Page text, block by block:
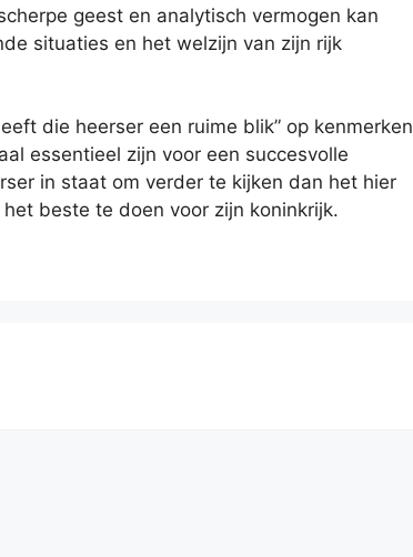
geest en analytisch vermogen kan
situaties en het welzijn van zijn rijk
die heerser een ruime blik” op kenmerken
essentieel zijn voor een succesvolle
in staat om verder te kijken dan het hier
beste te doen voor zijn koninkrijk.